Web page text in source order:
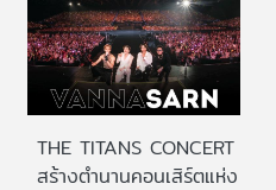
THE TITANS CONCERT
สร้างตำนานคอนเสิร์ตแห่ง